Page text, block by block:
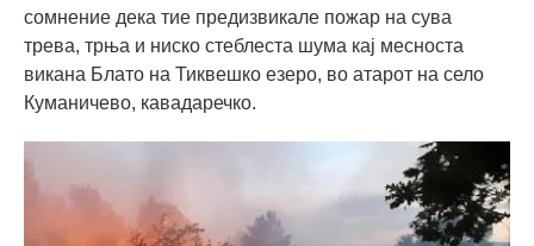
сомнение дека тие предизвикале пожар на сува
трева, трња и ниско стеблеста шума кај месноста
викана Блато на Тиквешко езеро, во атарот на село
Куманичево, кавадаречко.